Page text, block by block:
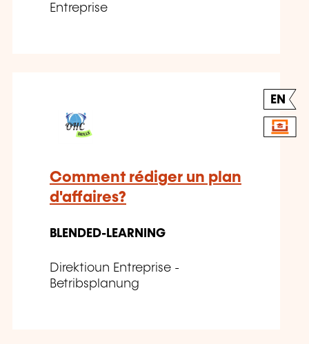
Entreprise
EN
Comment rédiger un plan
d'affaires?
BLENDED-LEARNING
Direktioun Entreprise -
Betribsplanung